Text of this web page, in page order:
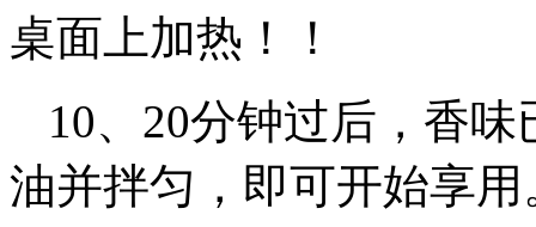
桌面上加热！！
10、20分钟过后，香
油并拌匀，即可开始享用